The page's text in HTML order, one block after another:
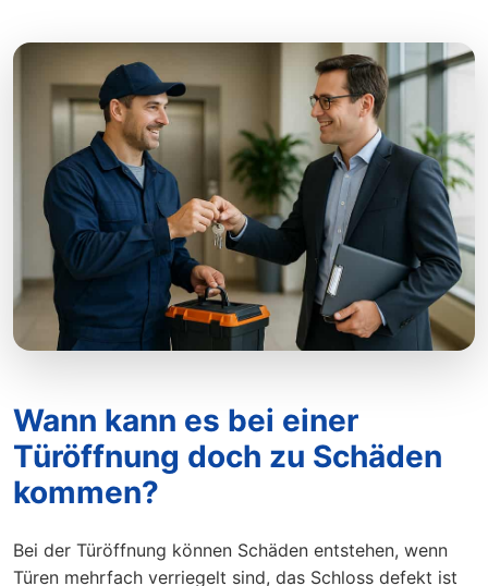
Wann kann es bei einer
Türöffnung doch zu Schäden
kommen?
Bei der Türöffnung können Schäden entstehen, wenn
Türen mehrfach verriegelt sind, das Schloss defekt ist